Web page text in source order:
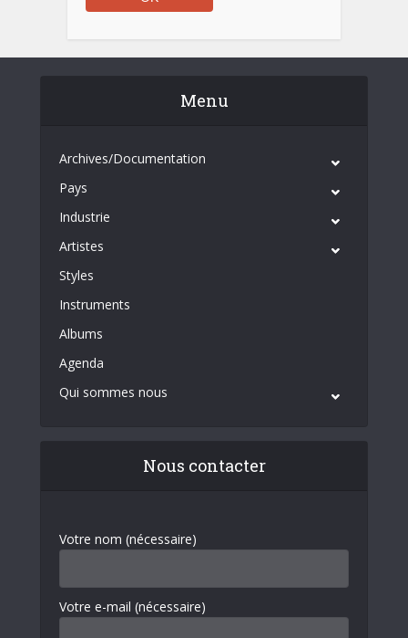
Menu
Archives/Documentation
Pays
Industrie
Artistes
Styles
Instruments
Albums
Agenda
Qui sommes nous
Nous contacter
Votre nom (nécessaire)
Votre e-mail (nécessaire)